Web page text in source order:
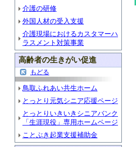
介護の研修
外国人材の受入支援
介護現場におけるカスタマーハ
ラスメント対策事業
高齢者の生きがい促進
もどる
鳥取ふれあい共生ホーム
とっとり元気シニア応援ページ
とっとりいきいきシニアバンク
「生涯現役」専用ホームページ
ことぶき起業支援補助金